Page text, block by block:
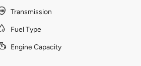
Transmission
Fuel Type
Engine Capacity